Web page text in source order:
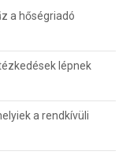
a hőségriadó
lépnek
a rendkívüli